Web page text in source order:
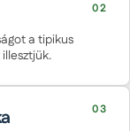
02
a tipikus
03